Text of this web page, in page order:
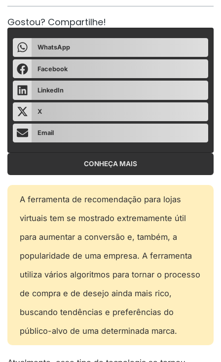
Gostou? Compartilhe!
WhatsApp
Facebook
LinkedIn
X
Email
CONHEÇA MAIS
A ferramenta de recomendação para lojas
virtuais tem se mostrado extremamente útil
para aumentar a conversão e, também, a
popularidade de uma empresa. A ferramenta
utiliza vários algoritmos para tornar o processo
de compra e de desejo ainda mais rico,
buscando tendências e preferências do
público-alvo de uma determinada marca.